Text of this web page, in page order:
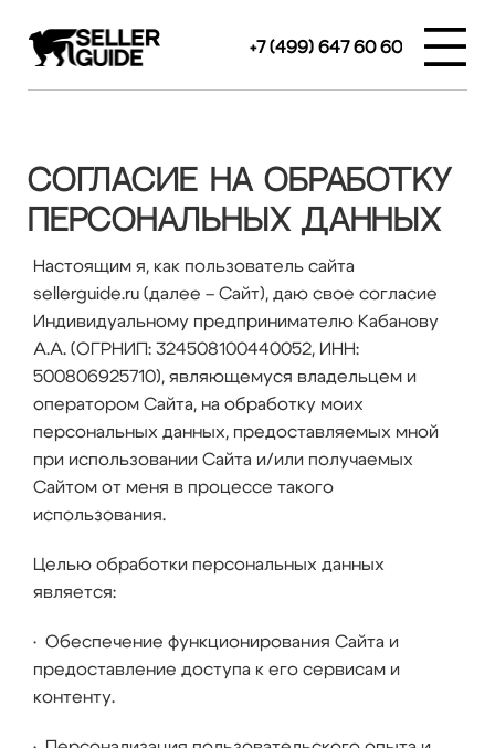
+7 (499) 647 60 60
СОГЛАСИЕ НА ОБРАБОТКУ
ПЕРСОНАЛЬНЫХ ДАННЫХ
Настоящим я, как пользователь сайта
sellerguide.ru (далее – Сайт), даю свое согласие
Индивидуальному предпринимателю Кабанову
А.А. (ОГРНИП: 324508100440052, ИНН:
500806925710), являющемуся владельцем и
оператором Сайта, на обработку моих
персональных данных, предоставляемых мной
при использовании Сайта и/или получаемых
Сайтом от меня в процессе такого
использования.
Целью обработки персональных данных
является:
• Обеспечение функционирования Сайта и
предоставление доступа к его сервисам и
контенту.